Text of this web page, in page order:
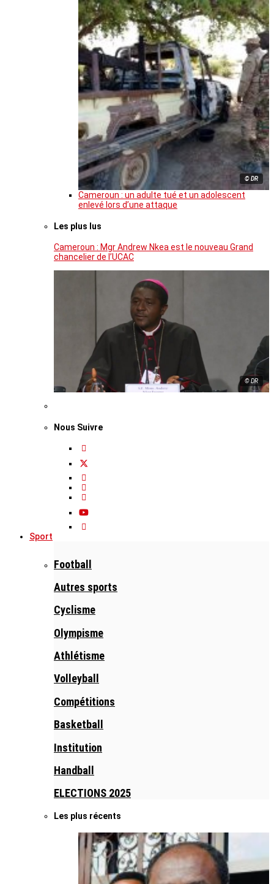
© DR
Cameroun : un adulte tué et un adolescent
enlevé lors d’une attaque
Les plus lus
Cameroun : Mgr Andrew Nkea est le nouveau Grand
chancelier de l’UCAC
© DR
Nous Suivre
Sport
Football
Autres sports
Cyclisme
Olympisme
Athlétisme
Volleyball
Compétitions
Basketball
Institution
Handball
ELECTIONS 2025
Les plus récents